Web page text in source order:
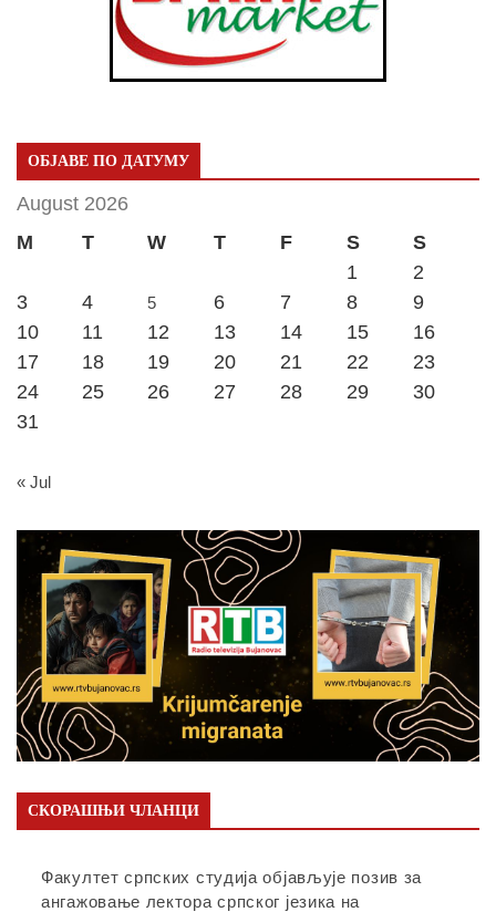
ОБЈАВЕ ПО ДАТУМУ
August 2026
M
T W T F S
S
1
2
3
4 5 6 7 8
9
10
11 12 13 14 15
16
17
18 19 20 21 22
23
24
25 26 27 28 29
30
31
« Jul
СКОРАШЊИ ЧЛАНЦИ
Факултет српских студија објављује позив за
ангажовање лектора српског језика на